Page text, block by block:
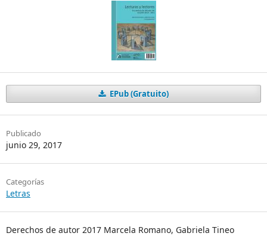
EPub (Gratuito)
Publicado
junio 29, 2017
Categorías
Letras
Derechos de autor 2017 Marcela Romano, Gabriela Tineo